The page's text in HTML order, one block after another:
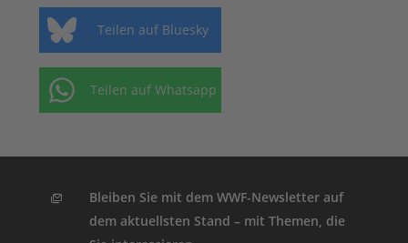
Teilen auf Bluesky
Teilen auf Whatsapp
Bleiben Sie mit dem WWF-Newsletter auf
dem aktuellsten Stand – mit Themen, die